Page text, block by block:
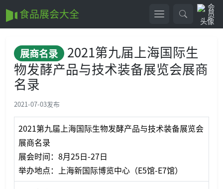
食品展会大全
展商名录 2021第九届上海国际生
物发酵产品与技术装备展览会展商
名录
2021-07-03发布
2021第九届上海国际生物发酵产品与技术装备展览会
展商名录
展会时间：8月25日-27日
举办地点：上海新国际博览中心（E5馆-E7馆）